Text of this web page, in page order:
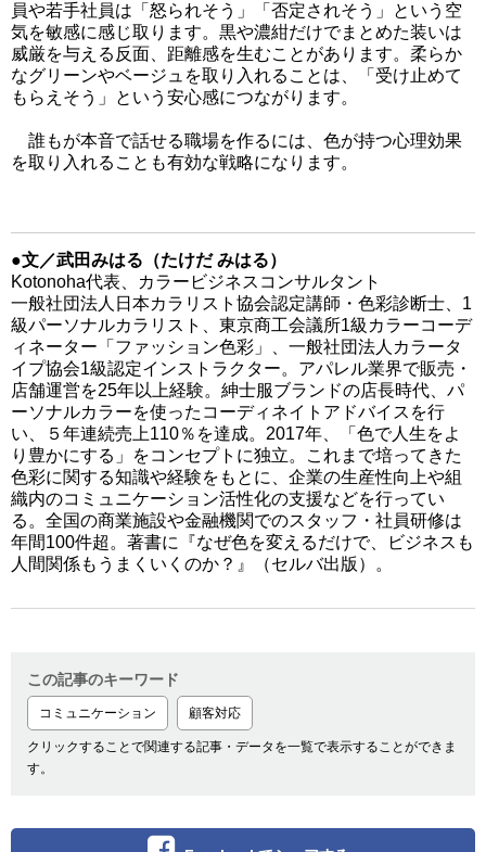
員や若手社員は「怒られそう」「否定されそう」という空
気を敏感に感じ取ります。黒や濃紺だけでまとめた装いは
威厳を与える反面、距離感を生むことがあります。柔らか
なグリーンやベージュを取り入れることは、「受け止めて
もらえそう」という安心感につながります。
誰もが本音で話せる職場を作るには、色が持つ心理効果
を取り入れることも有効な戦略になります。
●文／武田みはる（たけだ みはる）
Kotonoha代表、カラービジネスコンサルタント
一般社団法人日本カラリスト協会認定講師・色彩診断士、1
級パーソナルカラリスト、東京商工会議所1級カラーコーデ
ィネーター「ファッション色彩」、一般社団法人カラータ
イプ協会1級認定インストラクター。アパレル業界で販売・
店舗運営を25年以上経験。紳士服ブランドの店長時代、パ
ーソナルカラーを使ったコーディネイトアドバイスを行
い、５年連続売上110％を達成。2017年、「色で人生をよ
り豊かにする」をコンセプトに独立。これまで培ってきた
色彩に関する知識や経験をもとに、企業の生産性向上や組
織内のコミュニケーション活性化の支援などを行ってい
る。全国の商業施設や金融機関でのスタッフ・社員研修は
年間100件超。著書に『なぜ色を変えるだけで、ビジネスも
人間関係もうまくいくのか？』（セルバ出版）。
この記事のキーワード
コミュニケーション 顧客対応
クリックすることで関連する記事・データを一覧で表示することができま
す。